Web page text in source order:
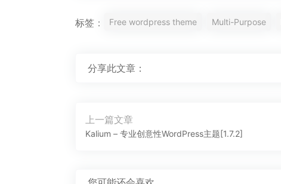
标签： Free wordpress theme Multi-Purpose
分享此文章：
章
导
上一篇文章
上
文
Kalium – 专业创意性WordPress主题[1.7.2]